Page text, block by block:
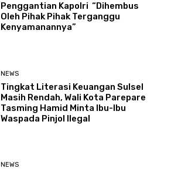
Penggantian Kapolri “Dihembus
Oleh Pihak Pihak Terganggu
Kenyamanannya”
NEWS
Tingkat Literasi Keuangan Sulsel
Masih Rendah, Wali Kota Parepare
Tasming Hamid Minta Ibu-Ibu
Waspada Pinjol Ilegal
NEWS